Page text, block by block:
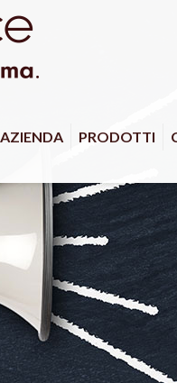
AZIENDA PRODOTTI